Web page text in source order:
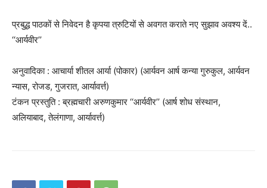
प्रबुद्ध पाठकों से निवेदन है कृपया त्रुटियों से अवगत कराते नए सुझाव अवश्य दें..
‘‘आर्यवीर’’
अनुवादिका : आचार्या शीतल आर्या (पोकार) (आर्यवन आर्ष कन्या गुरुकुल, आर्यवन
न्यास, रोजड, गुजरात, आर्यावर्त्त)
टंकन प्रस्तुति : ब्रह्मचारी अरुणकुमार ‘‘आर्यवीर’’ (आर्ष शोध संस्थान,
अलियाबाद, तेलंगाणा, आर्यावर्त्त)